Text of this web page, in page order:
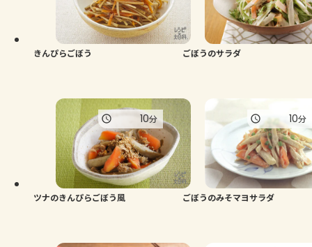
きんぴらごぼう ごぼうのサラダ
ツナのきんぴらごぼう風
10分
ごぼうのみそマヨサラダ
10分